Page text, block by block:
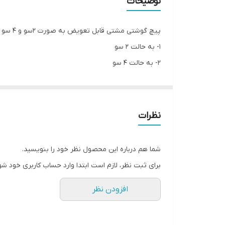
پیچ گوشتی مشتی قابل تعویض به صورت 2سو و 4 سو می باشد و دارای حالت تنظیم ارتفاع میله پیچ گوشتی می باشد و به صورت 3 حالت می توان از پیچ گوشتی استفاده کرد.
1- به حالت 2 سو
2- به حالت 4 سو
نظرات
شما هم درباره این محصول نظر خود را بنویسید.
برای ثبت نظر، لازم است ابتدا وارد حساب کاربری خود
افزودن نظر